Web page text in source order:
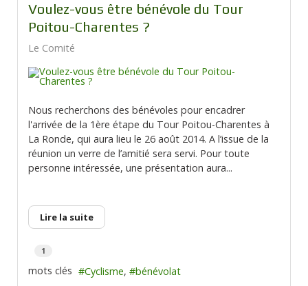
Voulez-vous être bénévole du Tour
Poitou-Charentes ?
Le Comité
Nous recherchons des bénévoles pour encadrer
l'arrivée de la 1ère étape du Tour Poitou-Charentes à
La Ronde, qui aura lieu le 26 août 2014. A l’issue de la
réunion un verre de l’amitié sera servi. Pour toute
personne intéressée, une présentation aura...
Lire la suite
1
mots clés Cyclisme bénévolat